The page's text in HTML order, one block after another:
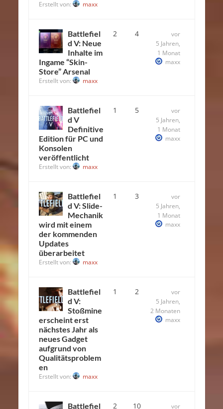
Erstellt von: maxx
Battlefiel
d V: Neue
Inhalte im
Ingame “Skin-
Store” Arsenal
Erstellt von: maxx
2 4
vor
5 Jahren,
1 Monat
maxx
Battlefiel
d V
Definitive
Edition für PC und
Konsolen
veröffentlicht
Erstellt von: maxx
1 5
vor
5 Jahren,
1 Monat
maxx
Battlefiel
d V: Slide-
Mechanik
wird mit einem
der kommenden
Updates
überarbeitet
Erstellt von: maxx
1 3
vor
5 Jahren,
1 Monat
maxx
Battlefiel
d V:
Stoßmine
erscheint erst
nächstes Jahr als
neues Gadget
aufgrund von
Qualitätsproblem
en
Erstellt von: maxx
1 2
vor
5 Jahren,
2 Monaten
maxx
Battlefiel
2 10
vor